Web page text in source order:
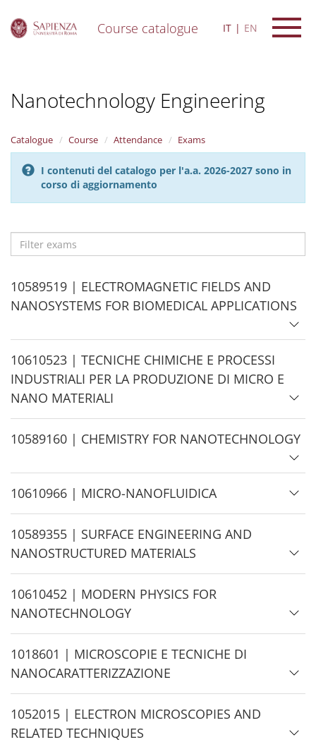
Course catalogue IT EN
Nanotechnology Engineering
Catalogue Course Attendance Exams
I contenuti del catalogo per l'a.a. 2026-2027 sono in
corso di aggiornamento
H
i
e
10589519 | ELECTROMAGNETIC FIELDS AND
NANOSYSTEMS FOR BIOMEDICAL APPLICATIONS
H
i
d
e
10610523 | TECNICHE CHIMICHE E PROCESSI
INDUSTRIALI PER LA PRODUZIONE DI MICRO E
NANO MATERIALI
H
d
e
10589160 | CHEMISTRY FOR NANOTECHNOLOGY
H
i
d
e
10610966 | MICRO-NANOFLUIDICA
H
i
d
e
10589355 | SURFACE ENGINEERING AND
NANOSTRUCTURED MATERIALS
H
i
d
e
10610452 | MODERN PHYSICS FOR
NANOTECHNOLOGY
H
i
d
e
1018601 | MICROSCOPIE E TECNICHE DI
NANOCARATTERIZZAZIONE
H
i
1052015 | ELECTRON MICROSCOPIES AND
RELATED TECHNIQUES